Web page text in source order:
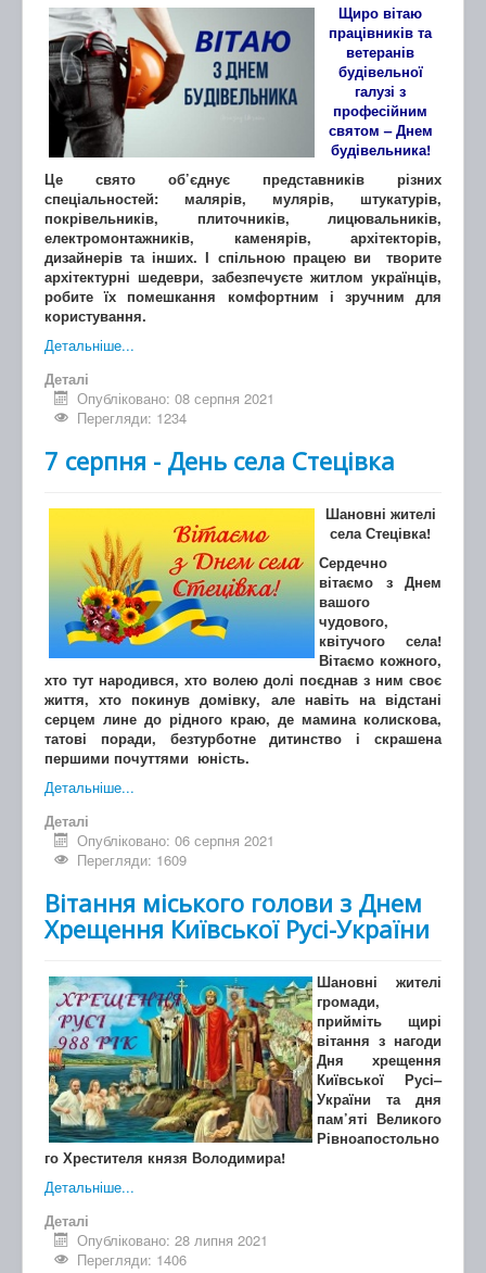
Щиро вітаю
працівників та
ветеранів
будівельної
галузі з
професійним
святом – Днем
будівельника!
Це свято об’єднує представників різних
спеціальностей: малярів, мулярів, штукатурів,
покрівельників, плиточників, лицювальників,
електромонтажників, каменярів, архітекторів,
дизайнерів та інших. І спільною працею ви творите
архітектурні шедеври, забезпечуєте житлом українців,
робите їх помешкання комфортним і зручним для
користування.
Детальніше...
Деталі
Опубліковано: 08 серпня 2021
Перегляди: 1234
7 серпня - День села Стецівка
Шановні жителі
села Стецівка!
Сердечно
вітаємо з Днем
вашого
чудового,
квітучого села!
Вітаємо кожного,
хто тут народився, хто волею долі поєднав з ним своє
життя, хто покинув домівку, але навіть на відстані
серцем лине до рідного краю, де мамина колискова,
татові поради, безтурботне дитинство і скрашена
першими почуттями юність.
Детальніше...
Деталі
Опубліковано: 06 серпня 2021
Перегляди: 1609
Вітання міського голови з Днем
Хрещення Київської Русі-України
Шановні жителі
громади,
прийміть щирі
вітання з нагоди
Дня хрещення
Київської Русі–
України та дня
пам’яті Великого
Рівноапостольно
го Хрестителя князя Володимира!
Детальніше...
Деталі
Опубліковано: 28 липня 2021
Перегляди: 1406